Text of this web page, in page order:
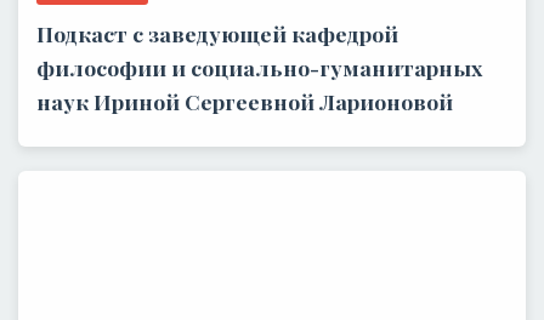
Подкаст с заведующей кафедрой
философии и социально-гуманитарных
наук Ириной Сергеевной Ларионовой